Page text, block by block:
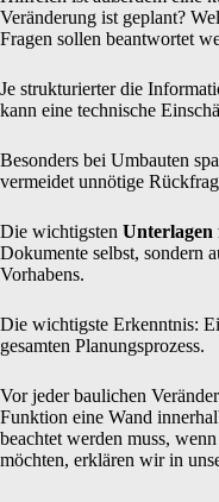
Veränderung ist geplant?
Fragen sollen beantwortet
Je strukturierter die
kann eine technische
Besonders bei Umbauten
vermeidet unnötige
Die wichtigsten
Dokumente selbst, sondern
Vorhabens.
Die wichtigste Erkenntnis:
gesamten Planungsprozess.
Vor jeder baulichen
Funktion eine Wand
beachtet werden muss,
möchten, erklären wir in